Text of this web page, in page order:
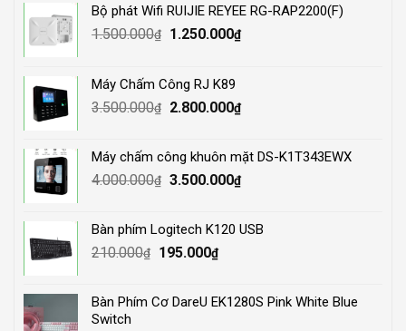
Bộ phát Wifi RUIJIE REYEE RG-RAP2200(F)
1.500.000₫
Original
1.500.000₫.
1.250.000₫Current
Máy Chấm Công RJ K89
3.500.000₫
Original
3.500.000₫.
2.800.000₫Current
2.800.000₫.
Máy chấm công khuôn mặt DS-K1T343EWX
4.000.000₫ Original
4.000.000₫.
3.500.000₫Current
3.500.000₫.
Bàn phím Logitech K120 USB
210.000₫
Original
210.000₫.
195.000₫Current
195.000₫.
Bàn Phím Cơ DareU EK1280S Pink White Blue
Switch